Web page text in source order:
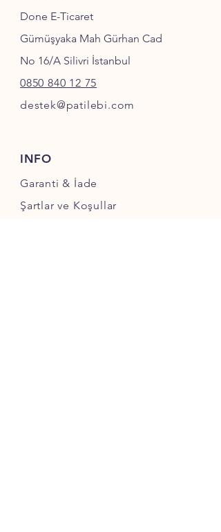
Done E-Ticaret
Gümüşyaka Mah Gürhan Cad
No 16/A Silivri İstanbul
0850 840 12 75
destek@patilebi.com
INFO
Garanti & İade
Şartlar ve Koşullar